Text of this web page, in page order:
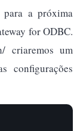
para a próxima
for ODBC.
criaremos um
configurações